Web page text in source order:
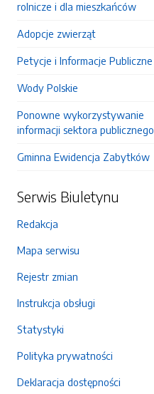
rolnicze i dla mieszkańców
Adopcje zwierząt
Petycje i Informacje Publiczne
Wody Polskie
Ponowne wykorzystywanie
informacji sektora publicznego
Gminna Ewidencja Zabytków
Serwis Biuletynu
Redakcja
Mapa serwisu
Rejestr zmian
Instrukcja obsługi
Statystyki
Polityka prywatności
Deklaracja dostępności